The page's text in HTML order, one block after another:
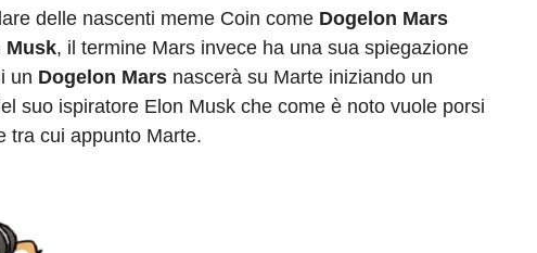
delle nascenti meme Coin come Dogelon Mars
Musk, il termine Mars invece ha una sua spiegazione
un Dogelon Mars nascerà su Marte iniziando un
suo ispiratore Elon Musk che come è noto vuole porsi
tra cui appunto Marte.